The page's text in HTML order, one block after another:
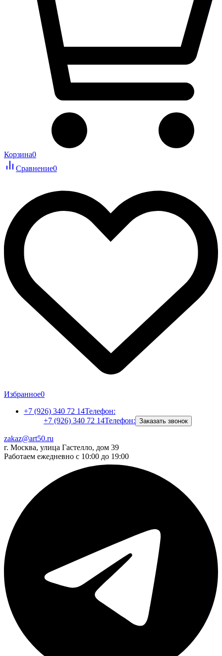
Корзина0
Сравнение0
Избранное0
+7 (926) 340 72 14Телефон:
+7 (926) 340 72 14Телефон: Заказать звонок
zakaz@art50.ru
г. Москва, улица Гастелло, дом 39
Работаем ежедневно с 10:00 до 19:00